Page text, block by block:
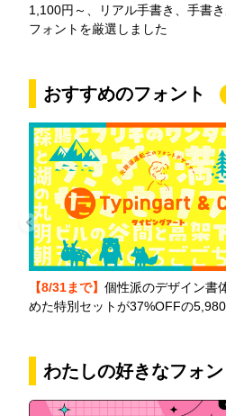
1,100円～、リアル手書き、手書
フォントを厳選しました
おすすめのフォント
【8/31まで】 個性派のデザイン書
めた特別セットが37%OFFの5,980
わたしの好きなフォ